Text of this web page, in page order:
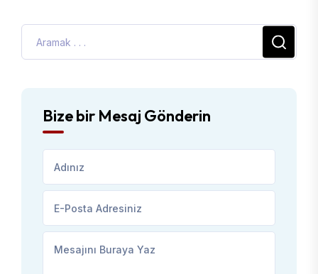
Bize bir Mesaj Gönderin